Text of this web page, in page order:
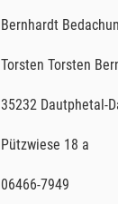
Bernhardt
Torsten Torsten
35232 Dautphetal-
Pützwiese 18 a
06466-7949